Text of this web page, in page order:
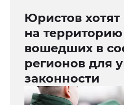
Юристов хотят
на
вошедших в
регионов для
законности